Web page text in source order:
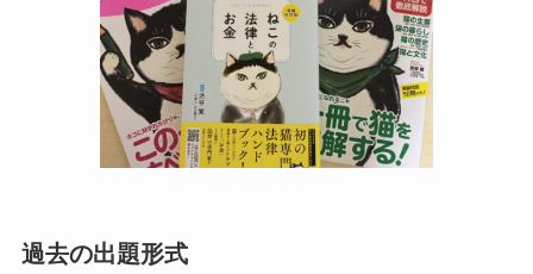
過去の出題形式